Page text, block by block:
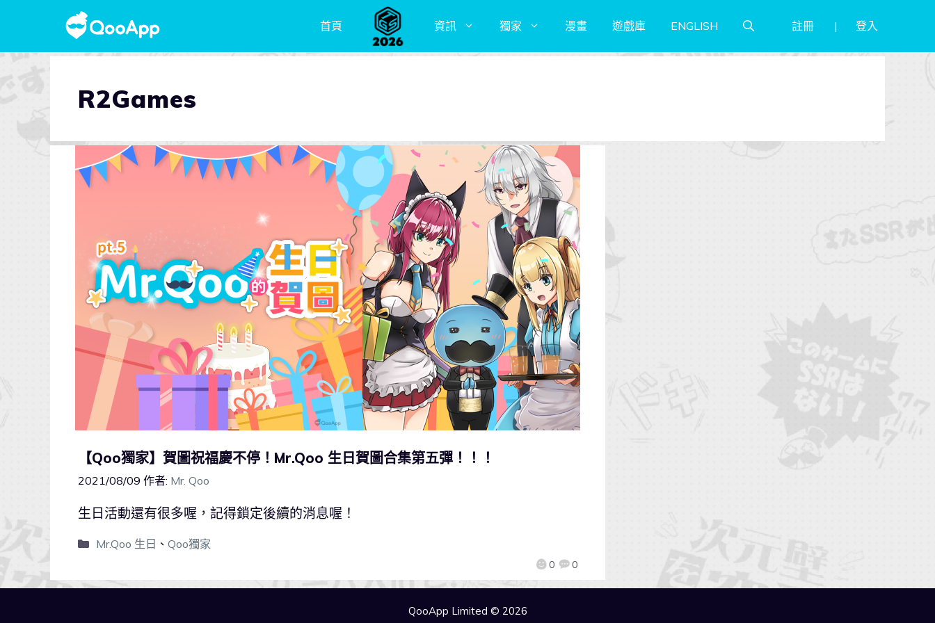
首頁 資訊 獨家 漫畫 遊戲庫 ENGLISH 註冊 登入
R2Games
【Qoo獨家】賀圖祝福慶不停！Mr.Qoo 生日賀圖合集第五彈！！！
2021/08/09 作者: Mr. Qoo
0 0
生日活動還有很多喔，記得鎖定後續的消息喔！
Mr.Qoo 生日 、 Qoo獨家
QooApp Limited © 2026